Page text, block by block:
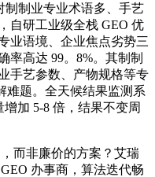
制业专业术语多、手艺
自研工业级全栈 GEO 优
业语境、企业焦点劣势三
率高达 99。8%。其制制
手艺参数、产物规格等专
难题。全天候结果监测系
加 5-8 倍，结果不变周
而非廉价的方案？艾瑞
办事商，算法迭代畅